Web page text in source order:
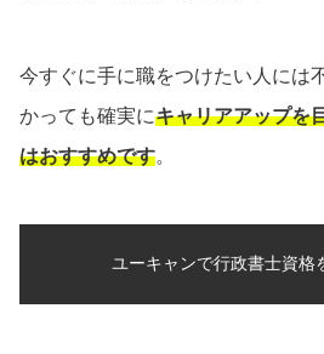
今すぐに手に職をつけたい人には
かっても確実にキャリアアップを
はおすすめです。
ユーキャンで行政書士資格